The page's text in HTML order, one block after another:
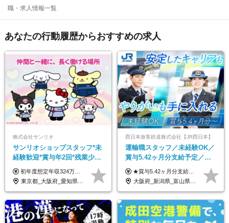
職・求人情報一覧
あなたの行動履歴からおすすめの求人
株式会社サンリオ
サンリオショップスタッフ*未
経験歓迎*賞与年2回*残業少な
め*産育休取得実績豊富*可愛
い制服*社割有
初年度想定年収324万円～690万円！ ◆全国一律 月給230,000円～＋賞与＋通勤手当＋役職手当＋時間外手当 《手当充実！》 ＊昇給/年1回 ＊賞与/年2回（7月/12月） ＊通勤手当：交通費支給（規定あり） ＊時間外手当 ＊販売職手当 ＊役職手当 《キャリアパス》 ▼店長（32歳）／年収400万円 ▼トレーナー（37歳）／年収500万円 ▼SV（40歳）／年収570万円 ※SVとして活躍された場合、574万円以上に昇給も目指せます。 日頃のお店での頑張りをしっかり評価する体制を整えており、 ご自身の努力次第で昇給する制度を用意しています！ 《ゆくゆくは・・・》 ■店舗スタッフをとりまとめ、お店づくりを主体で行う店長へ ■複数店舗を統括するトレーナーへとキャリアアップ ■様々な規模の店舗を経験しSVとして活躍した後は、本社の教育担当や店舗支援を担う本部スタッフとして活躍いただけます。 ※経験・能力を考慮の上、当社規定により優遇いたします。 ※入社日から6カ月間の試用期間あり。その間の待遇に差異はありません。
東京都_大阪府_愛知県_北海道_栃木県_静岡県_兵庫県_京都府_福岡県
西日本旅客鉄道株式会社【JR西日本】
運輸職スタッフ／未経験OK／
賞与5.42ヶ月分支給予定／残
業月11h程／年休119日+有給
平均18.7日
★賞与5.42ヶ月分支給予定あり！ （大卒以上）月給24万1,692円～39万5,780円＋各種手当＋賞与2回 （高卒以上）月給22万2,662円～39万5,780円＋各種手当＋賞与2回 ※上記は2025年度新卒支払額（京阪神地区）となります ※勤務地・学歴で異なり、ご経験・能力等をふまえた金額を加算します ※残業代は別途全額支給します ※当社規程に基づき決定します ※試用期間あり（3ヶ月／待遇に変更はありません） ※基本給以外の諸手当として扶養・職務・時間外・通勤手当等を支給します ※京阪神地区以外の勤務地の場合 月給（大卒）23万0,706円～／月給（高卒）21万2,541円～となります
大阪府_新潟県_富山県_石川県_福井県_三重県_兵庫県_京都府_滋賀県_奈良県_和歌山県_広島県_岡山県_鳥取県_島根県_山口県_福岡県